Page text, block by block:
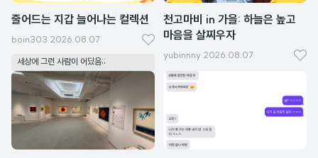
줄어드는 지갑 늘어나는 컬렉션
boin303 2026.08.07
세상에 그런 사람이 어딨음;;
좋
아
천고마비 in 가을: 하늘은 높고
마음을 살찌우자
yubinnny 2026.08.07
좋
요